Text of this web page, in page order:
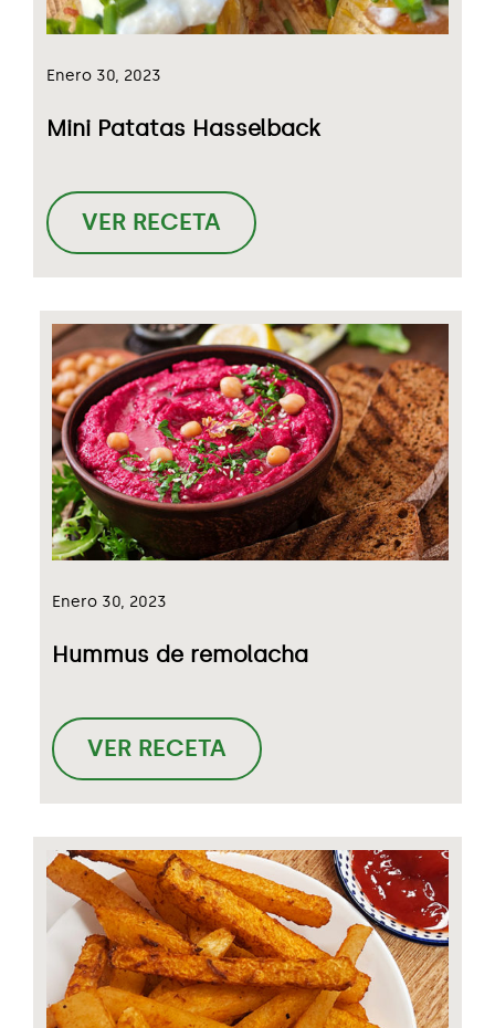
Enero 30, 2023
Mini Patatas Hasselback
VER RECETA
Enero 30, 2023
Hummus de remolacha
VER RECETA